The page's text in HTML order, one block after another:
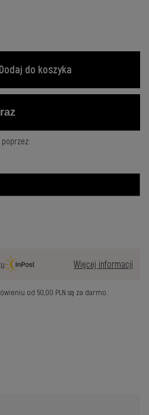
Dodaj do koszyka
poprzez:
Więcej informacji
od 50,00 PLN są za darmo.